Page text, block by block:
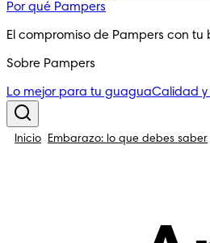
Por qué Pampers
El compromiso de Pampers con tu
Sobre Pampers
Lo mejor para tu guaguaCalidad y
Inicio Embarazo: lo que debes saber